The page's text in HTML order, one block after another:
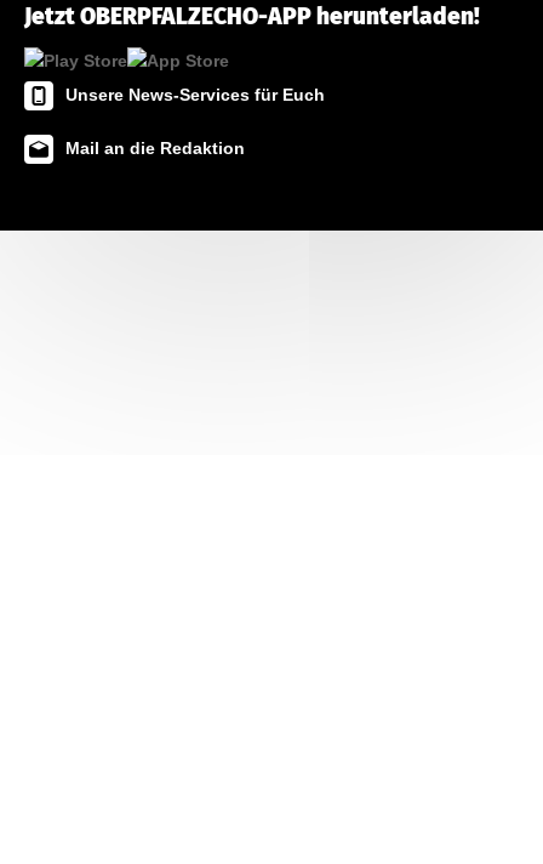
Jetzt OBERPFALZECHO-APP herunterladen!
Unsere News-Services für Euch
Mail an die Redaktion